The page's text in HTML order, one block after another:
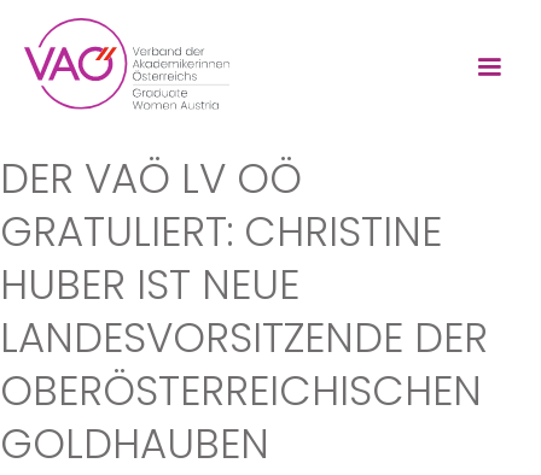
DER VAÖ LV OÖ
GRATULIERT: CHRISTINE
HUBER IST NEUE
LANDESVORSITZENDE DER
OBERÖSTERREICHISCHEN
GOLDHAUBEN